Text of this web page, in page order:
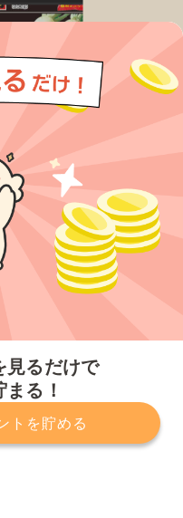
見るだけで
る！
トを貯める
規約
運営会社